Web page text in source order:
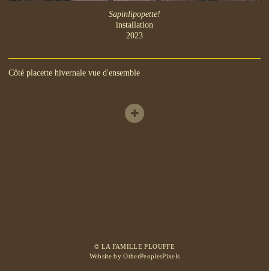
Sapinlipopette!
installation
2023
Côté placette hivernale vue d'ensemble
© LA FAMILLE PLOUFFE
Website by OtherPeoplesPixels